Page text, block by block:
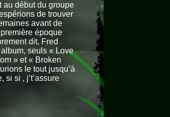
au début du groupe
de trouver
avant de
époque
dit, Fred
seuls « Love
» et « Broken
le tout jusqu’à
si , j’t’assure